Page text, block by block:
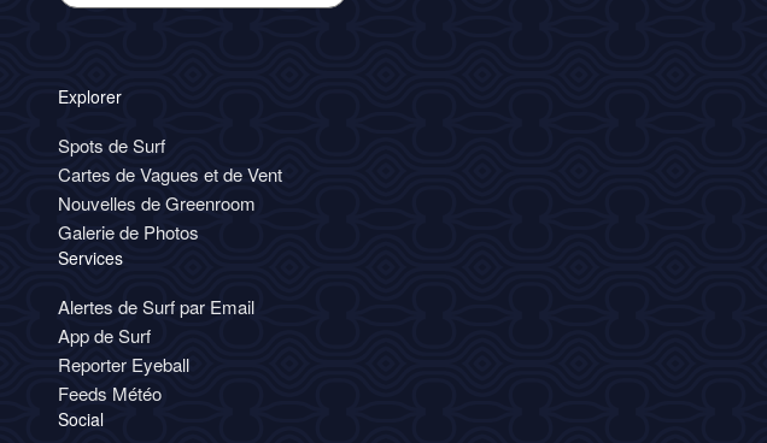
Explorer
Spots de Surf
Cartes de Vagues et de Vent
Nouvelles de Greenroom
Galerie de Photos
Services
Alertes de Surf par Email
App de Surf
Reporter Eyeball
Feeds Météo
Social